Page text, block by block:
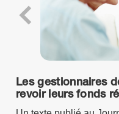
Les gestionnaires
revoir leurs fonds